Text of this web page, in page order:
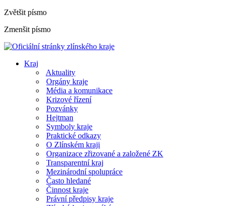
Zvětšit písmo
Zmenšit písmo
Kraj
Aktuality
Orgány kraje
Média a komunikace
Krizové řízení
Pozvánky
Hejtman
Symboly kraje
Praktické odkazy
O Zlínském kraji
Organizace zřizované a založené ZK
Transparentní kraj
Mezinárodní spolupráce
Často hledané
Činnost kraje
Právní předpisy kraje